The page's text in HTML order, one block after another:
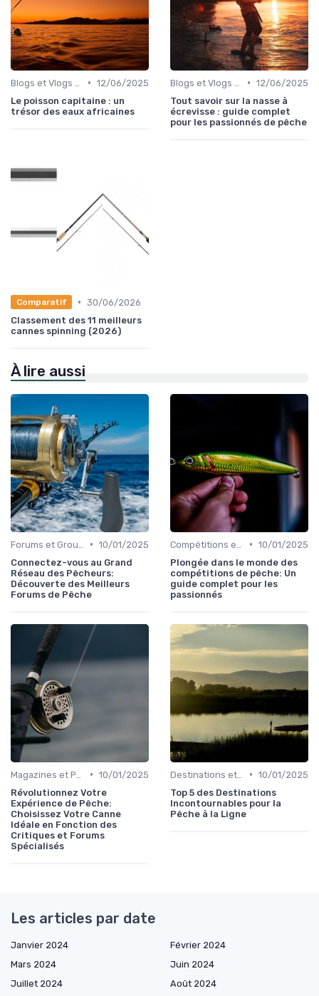
• 12/06/2025
Le poisson capitaine : un
trésor des eaux africaines
• 12/06/2025
Tout savoir sur la nasse à
écrevisse : guide complet
pour les passionnés de pêche
Comparatif • 30/06/2026
Classement des 11 meilleurs
cannes spinning (2026)
À lire aussi
• 10/01/2025
Connectez-vous au Grand
Réseau des Pêcheurs:
Découverte des Meilleurs
Forums de Pêche
• 10/01/2025
Plongée dans le monde des
compétitions de pêche: Un
guide complet pour les
passionnés
• 10/01/2025
Révolutionnez Votre
Expérience de Pêche:
Choisissez Votre Canne
Idéale en Fonction des
Critiques et Forums
Spécialisés
• 10/01/2025
Top 5 des Destinations
Incontournables pour la
Pêche à la Ligne
Les articles par date
Janvier 2024
Février 2024
Mars 2024
Juin 2024
Juillet 2024
Août 2024